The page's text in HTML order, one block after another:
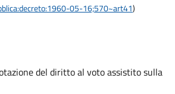
05-16;570~art41)
del diritto al voto assistito sulla